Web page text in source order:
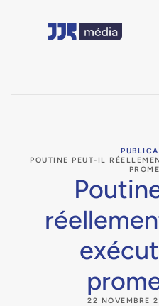
POUTINE PEUT-IL
22 NOVEMBRE